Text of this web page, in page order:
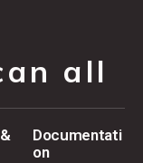
Documentati
on